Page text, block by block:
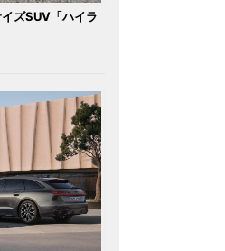
ズSUV「ハイラ